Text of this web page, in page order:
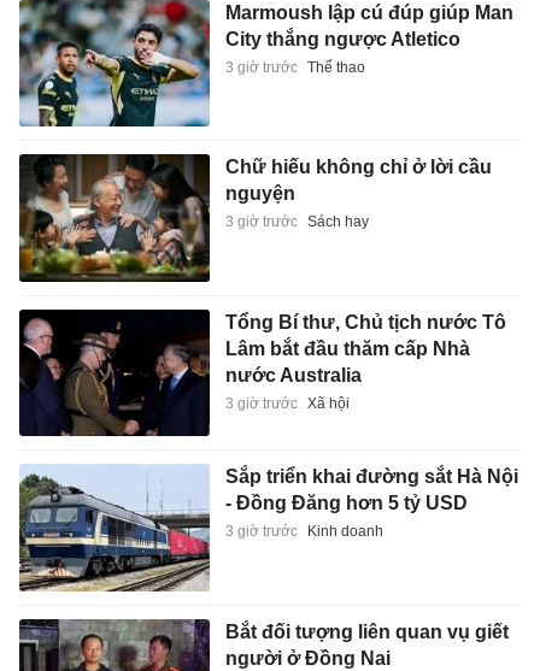
Marmoush lập cú đúp giúp Man
City thắng ngược Atletico
3 giờ trước Thể thao
Chữ hiếu không chỉ ở lời cầu
nguyện
3 giờ trước Sách hay
Tổng Bí thư, Chủ tịch nước Tô
Lâm bắt đầu thăm cấp Nhà
nước Australia
3 giờ trước Xã hội
Sắp triển khai đường sắt Hà Nội
- Đồng Đăng hơn 5 tỷ USD
3 giờ trước Kinh doanh
Bắt đối tượng liên quan vụ giết
người ở Đồng Nai